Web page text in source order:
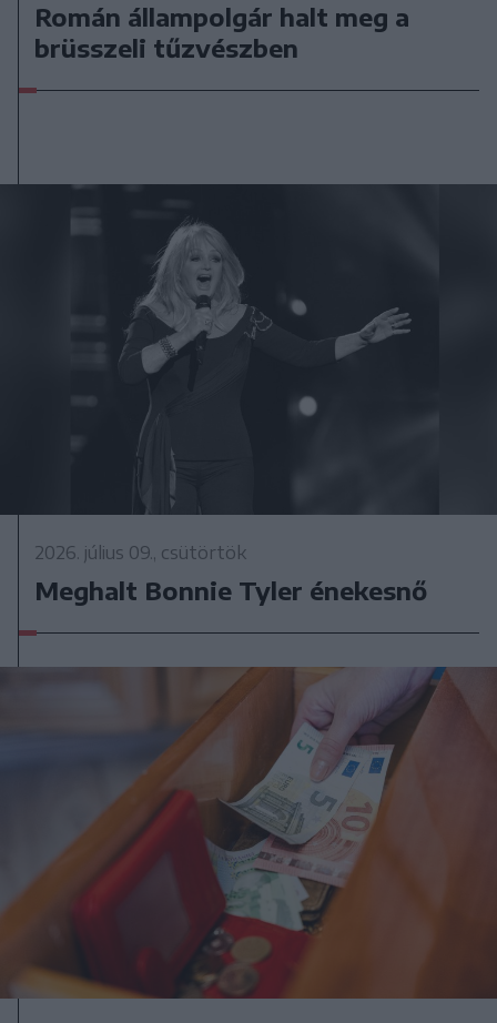
Román állampolgár halt meg a
brüsszeli tűzvészben
2026. július 09., csütörtök
Meghalt Bonnie Tyler énekesnő